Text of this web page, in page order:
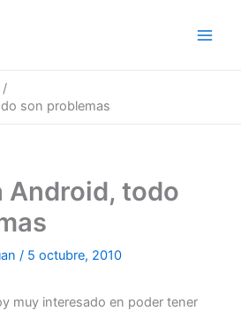
son problemas
Android, todo
/ 5 octubre, 2010
muy interesado en poder tener